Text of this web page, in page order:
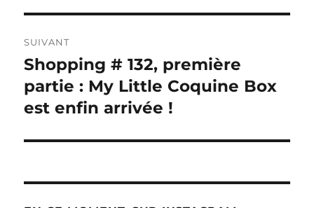
SUIVANT
Publication
suivante :
Shopping # 132, première
partie : My Little Coquine Box
est enfin arrivée !